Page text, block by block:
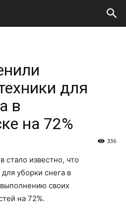
для
в
на 72%
336
стало известно, что
уборки снега в
своих
на 72%.